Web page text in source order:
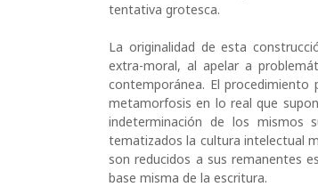
tentativa grotesca.
La originalidad de esta
extra-moral, al apelar a
contemporánea. El
metamorfosis en lo real que
indeterminación de los mismos
tematizados la cultura intelectual
son reducidos a sus remanentes
base misma de la escritura.